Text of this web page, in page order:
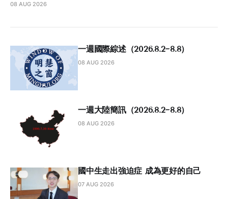
08 AUG 2026
一週國際綜述（2026.8.2~8.8）
08 AUG 2026
一週大陸簡訊（2026.8.2~8.8）
08 AUG 2026
國中生走出強迫症 成為更好的自己
07 AUG 2026